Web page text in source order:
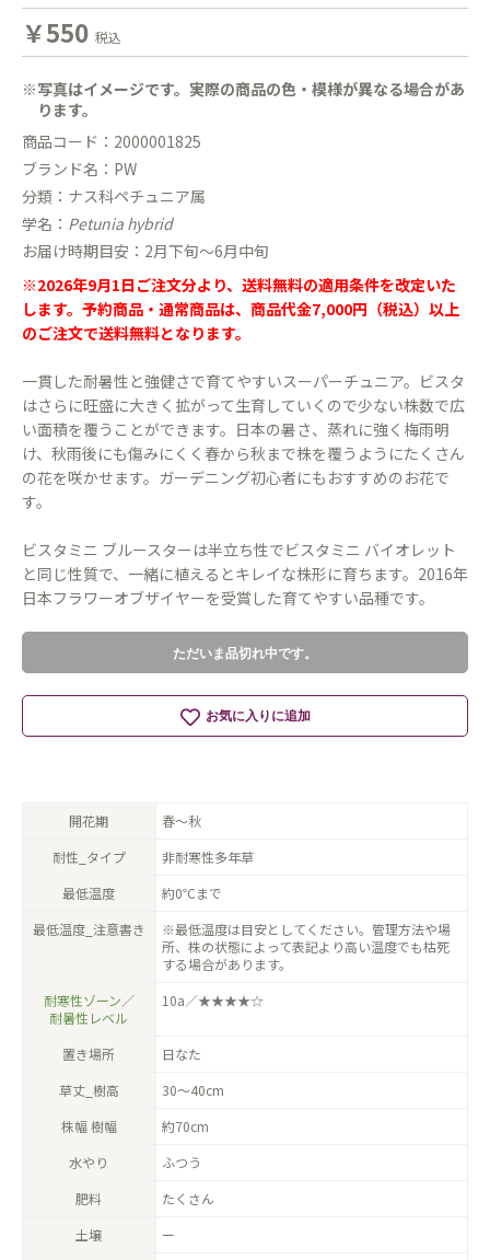
￥550 税込
※写真はイメージです。実際の商品の色・模様が異なる場合があ
ります。
商品コード：2000001825
ブランド名：PW
分類：ナス科ペチュニア属
学名： Petunia hybrid
お届け時期目安：2月下旬〜6月中旬
※2026年9月1日ご注文分より、送料無料の適用条件を改定いた
します。予約商品・通常商品は、商品代金7,000円（税込）以上
のご注文で送料無料となります。
一貫した耐暑性と強健さで育てやすいスーパーチュニア。ビスタ
はさらに旺盛に大きく拡がって生育していくので少ない株数で広
い面積を覆うことができます。日本の暑さ、蒸れに強く梅雨明
け、秋雨後にも傷みにくく春から秋まで株を覆うようにたくさん
の花を咲かせます。ガーデニング初心者にもおすすめのお花で
す。
ビスタミニ ブルースターは半立ち性でビスタミニ バイオレット
と同じ性質で、一緒に植えるとキレイな株形に育ちます。2016年
日本フラワーオブザイヤーを受賞した育てやすい品種です。
ただいま品切れ中です。
お気に入りに追加
開花期
春〜秋
耐性_タイプ
非耐寒性多年草
最低温度
約0℃まで
最低温度_注意書き
※最低温度は目安としてください。管理方法や場
所、株の状態によって表記より高い温度でも枯死
する場合があります。
耐寒性ゾーン／
耐暑性レベル
10a／★★★★☆
置き場所
日なた
草丈_樹高
30〜40cm
株幅 樹幅
約70cm
水やり
ふつう
肥料
たくさん
土壌
ー